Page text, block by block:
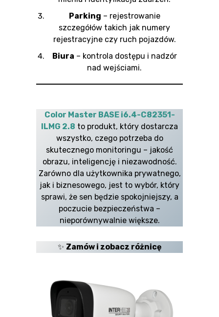
Parking – rejestrowanie
szczegółów takich jak numery
rejestracyjne czy ruch pojazdów.
Biura – kontrola dostępu i nadzór
nad wejściami.
Color Master BASE i6.4-C82351-
ILMG 2.8 to produkt, który dostarcza
wszystko, czego potrzeba do
skutecznego monitoringu – jakość
obrazu, inteligencję i niezawodność.
Zarówno dla użytkownika prywatnego,
jak i biznesowego, jest to wybór, który
sprawi, że sen będzie spokojniejszy, a
poczucie bezpieczeństwa –
nieporównywalnie większe.
✨ Zamów i zobacz różnicę